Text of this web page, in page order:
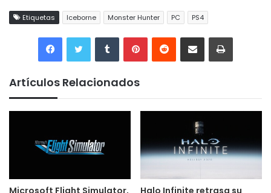
Etiquetas Iceborne Monster Hunter PC PS4
TumblrPinterestReddit Compartir por correo electrónicoImprimir
Artículos Relacionados